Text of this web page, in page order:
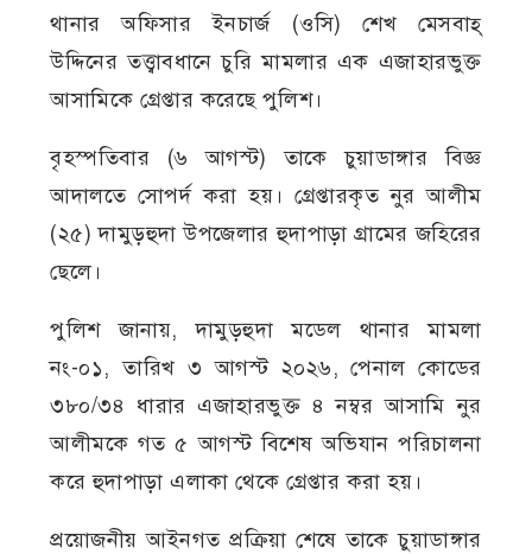
থানার অফিসার ইনচার্জ (ওসি) শেখ মেসবাহ্
উদ্দিনের তত্ত্বাবধানে চুরি মামলার এক এজাহারভুক্ত
আসামিকে গ্রেপ্তার করেছে পুলিশ।
বৃহস্পতিবার (৬ আগস্ট) তাকে চুয়াডাঙ্গার বিজ্ঞ
আদালতে সোপর্দ করা হয়। গ্রেপ্তারকৃত নুর আলীম
(২৫) দামুড়হুদা উপজেলার হুদাপাড়া গ্রামের জহিরের
ছেলে।
পুলিশ জানায়, দামুড়হুদা মডেল থানার মামলা
নং-০১, তারিখ ৩ আগস্ট ২০২৬, পেনাল কোডের
৩৮০/৩৪ ধারার এজাহারভুক্ত ৪ নম্বর আসামি নুর
আলীমকে গত ৫ আগস্ট বিশেষ অভিযান পরিচালনা
করে হুদাপাড়া এলাকা থেকে গ্রেপ্তার করা হয়।
প্রয়োজনীয় আইনগত প্রক্রিয়া শেষে তাকে চুয়াডাঙ্গার